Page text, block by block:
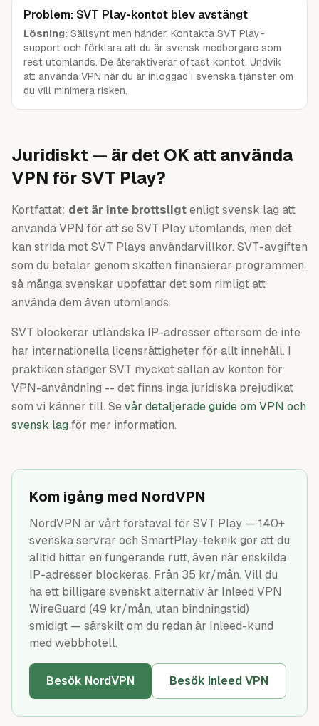
Problem: SVT Play-kontot blev avstängt
Lösning: Sällsynt men händer. Kontakta SVT Play-
support och förklara att du är svensk medborgare som
rest utomlands. De återaktiverar oftast kontot. Undvik
att använda VPN när du är inloggad i svenska tjänster om
du vill minimera risken.
Juridiskt — är det OK att använda
VPN för SVT Play?
Kortfattat: det är inte brottsligt enligt svensk lag att
använda VPN för att se SVT Play utomlands, men det
kan strida mot SVT Plays användarvillkor. SVT-avgiften
som du betalar genom skatten finansierar programmen,
så många svenskar uppfattar det som rimligt att
använda dem även utomlands.
SVT blockerar utländska IP-adresser eftersom de inte
har internationella licensrättigheter för allt innehåll. I
praktiken stänger SVT mycket sällan av konton för
VPN-användning -- det finns inga juridiska prejudikat
som vi känner till. Se vår detaljerade guide om VPN och
svensk lag för mer information.
Kom igång med NordVPN
NordVPN är vårt förstaval för SVT Play — 140+
svenska servrar och SmartPlay-teknik gör att du
alltid hittar en fungerande rutt, även när enskilda
IP-adresser blockeras. Från 35 kr/mån. Vill du
ha ett billigare svenskt alternativ är Inleed VPN
WireGuard (49 kr/mån, utan bindningstid)
smidigt — särskilt om du redan är Inleed-kund
med webbhotell.
Besök NordVPN Besök Inleed VPN